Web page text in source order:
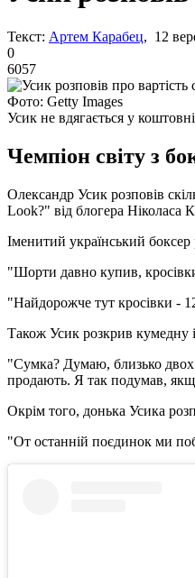
Текст: Артем Карабец, 12
0
6057
Фото: Getty Images
Усик не вдягається у
Чемпіон світу з
Олександр Усик розповів
Look?" від блогера Ніколаса
Іменитий український боксер
"Шорти давно купив,
"Найдорожче тут кросівки -
Також Усик розкрив кумедну
"Сумка? Думаю, близько двох
продають. Я так подумав,
Окрім того, донька Усика
"От останній поєдинок ми